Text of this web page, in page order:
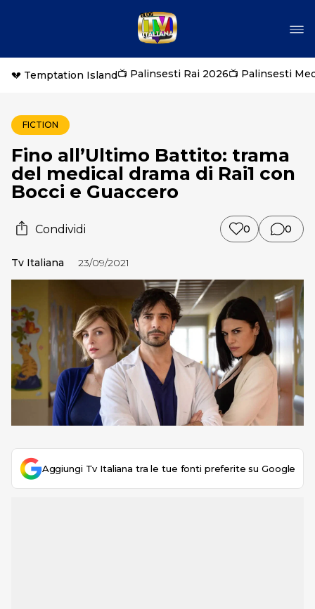
💔 Temptation Island📺 Palinsesti Rai 2026📺 Palinsesti
FICTION
Fino all’Ultimo Battito: trama
del medical drama di Rai1 con
Bocci e Guaccero
Condividi 0 0
Tv Italiana 23/09/2021
Aggiungi Tv Italiana tra le tue fonti preferite su Google